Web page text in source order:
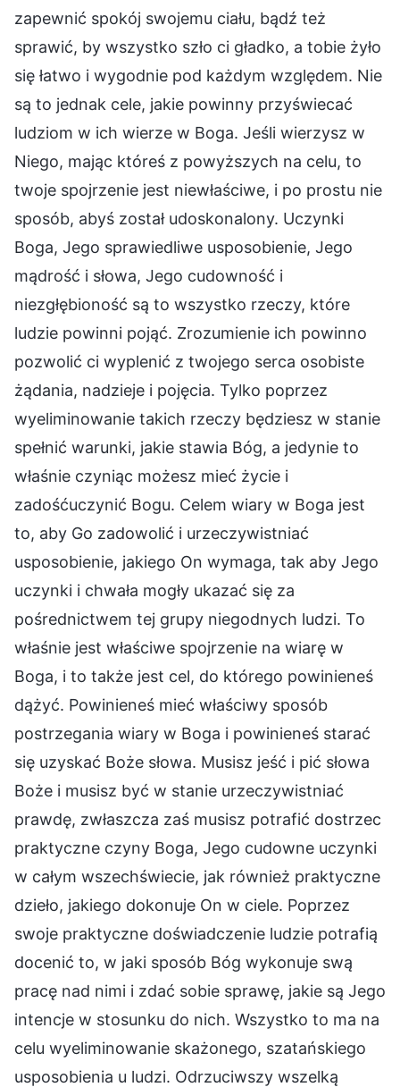
zapewnić spokój swojemu ciału, bądź też
sprawić, by wszystko szło ci gładko, a tobie żyło
się łatwo i wygodnie pod każdym względem. Nie
są to jednak cele, jakie powinny przyświecać
ludziom w ich wierze w Boga. Jeśli wierzysz w
Niego, mając któreś z powyższych na celu, to
twoje spojrzenie jest niewłaściwe, i po prostu nie
sposób, abyś został udoskonalony. Uczynki
Boga, Jego sprawiedliwe usposobienie, Jego
mądrość i słowa, Jego cudowność i
niezgłębioność są to wszystko rzeczy, które
ludzie powinni pojąć. Zrozumienie ich powinno
pozwolić ci wyplenić z twojego serca osobiste
żądania, nadzieje i pojęcia. Tylko poprzez
wyeliminowanie takich rzeczy będziesz w stanie
spełnić warunki, jakie stawia Bóg, a jedynie to
właśnie czyniąc możesz mieć życie i
zadośćuczynić Bogu. Celem wiary w Boga jest
to, aby Go zadowolić i urzeczywistniać
usposobienie, jakiego On wymaga, tak aby Jego
uczynki i chwała mogły ukazać się za
pośrednictwem tej grupy niegodnych ludzi. To
właśnie jest właściwe spojrzenie na wiarę w
Boga, i to także jest cel, do którego powinieneś
dążyć. Powinieneś mieć właściwy sposób
postrzegania wiary w Boga i powinieneś starać
się uzyskać Boże słowa. Musisz jeść i pić słowa
Boże i musisz być w stanie urzeczywistniać
prawdę, zwłaszcza zaś musisz potrafić dostrzec
praktyczne czyny Boga, Jego cudowne uczynki
w całym wszechświecie, jak również praktyczne
dzieło, jakiego dokonuje On w ciele. Poprzez
swoje praktyczne doświadczenie ludzie potrafią
docenić to, w jaki sposób Bóg wykonuje swą
pracę nad nimi i zdać sobie sprawę, jakie są Jego
intencje w stosunku do nich. Wszystko to ma na
celu wyeliminowanie skażonego, szatańskiego
usposobienia u ludzi. Odrzuciwszy wszelką